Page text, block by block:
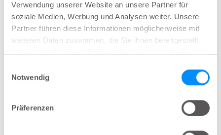
Verwendung unserer Website an unsere Partner für
soziale Medien, Werbung und Analysen weiter. Unsere
Partner führen diese Informationen möglicherweise mit
weiteren Daten zusammen, die Sie ihnen bereitgestellt
Notwendig
Präferenzen
funktioniert, aber die Handhabung wird
unsauberer, da er mit dem Finger eingeführt
werden muss, und dann gibt es eine peinliche
manchmal hat Sten das Gefühl, dass es verdreht